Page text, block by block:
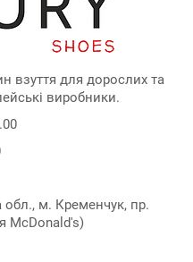
взуття для дорослих та
виробники.
обл., м. Кременчук, пр.
McDonald's)